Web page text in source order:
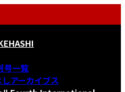
号一覧
アーカイブス